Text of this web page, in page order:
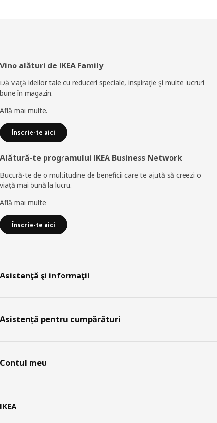
Subsol
Vino alături de IKEA Family
Dă viaţă ideilor tale cu reduceri speciale, inspiraţie şi multe lucruri
bune în magazin.
Află mai multe.
Înscrie-te aici
Alătură-te programului IKEA Business Network
Bucură-te de o multitudine de beneficii care te ajută să creezi o
viață mai bună la lucru.
Află mai multe
Înscrie-te aici
Asistenţă şi informaţii
Asistență pentru cumpărături
Contul meu
IKEA